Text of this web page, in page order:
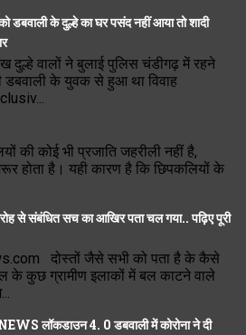
डबवाली के दुल्हे का घर पसंद नहीं आया तो शादी
दुल्हे वालों ने बुलाई पुलिस चंडीगढ़ में रहने
डबवाली के युवक से हुआ था विवाह
की कोई भी प्रजाति जहरीली नहीं है,
होता है। यही कारण है कि छिपकलियों के
से संबंधित सच का आखिर पता चल गया.. पढ़िए पूरी
दोस्तों जैसे सभी को पता है के कैसे
के कुछ ग्रामीण इलाकों में बल काटने वाले
लॉकडाउन 4. 0 डबवाली में कोरोना ने दी